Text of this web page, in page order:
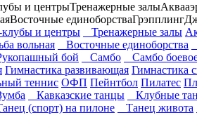
и центрыТренажерные залы
Восточные единоборстваГрэпплинг
и центры Тренажерные залы
вольная Восточные единоборства
бой Самбо Самбо
Гимнастика развивающая Гимнастика
теннис ОФП Пейнтбол Пилатес
Кавказские танцы Клубные
(спорт) на пилоне Танец живота